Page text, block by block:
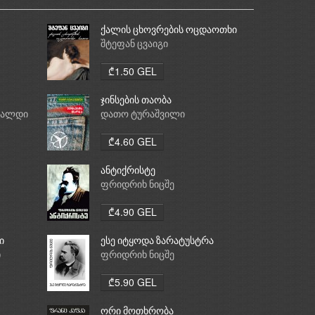
ქალის ცხოვრების ოცდაოთხი
საათი
შტეფან ცვაიგი
₾1.50 GEL
ჯინსების თაობა
დათო ტურაშვილი
₾4.60 GEL
ანტიქრისტე
ფრიდრიხ ნიცშე
₾4.90 GEL
ესე იტყოდა ზარატუსტრა
ფრიდრიხ ნიცშე
₾5.90 GEL
ორი მოთხრობა